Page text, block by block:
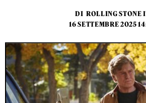
DI ROLLING STONE
16 SETTEMBRE 2025